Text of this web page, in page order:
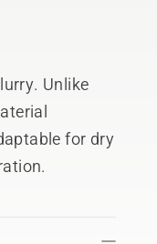
Unlike
for dry